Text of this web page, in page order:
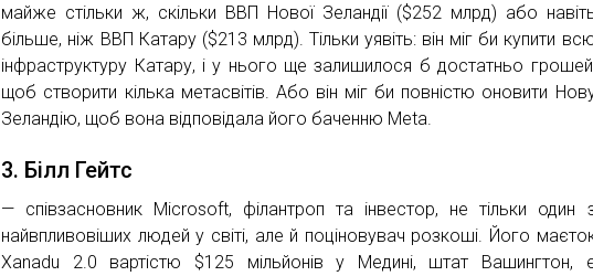
майже стільки ж, скільки ВВП Нової Зеландії ($252 млрд) або
більше, ніж ВВП Катару ($213 млрд). Тільки уявіть: він міг би купити
інфраструктуру Катару, і у нього ще залишилося б достатньо
щоб створити кілька метасвітів. Або він міг би повністю оновити
Зеландію, щоб вона відповідала його баченню Meta.
3. Білл Гейтс
— співзасновник Microsoft, філантроп та інвестор, не тільки один
найвпливовіших людей у світі, але й поціновувач розкоші. Його
Xanadu 2.0 вартістю $125 мільйонів у Медині, штат Вашингтон,